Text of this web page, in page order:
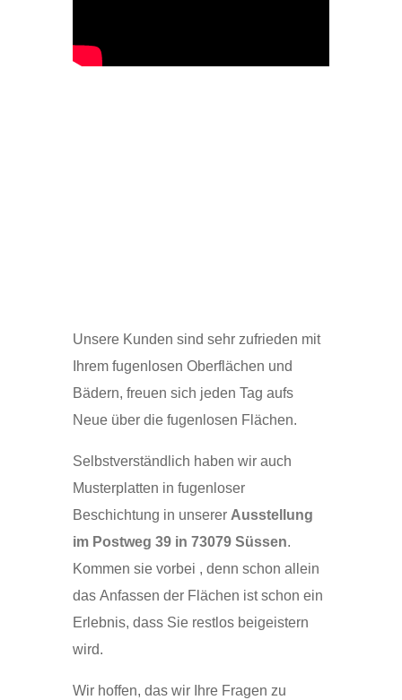
Unsere Kunden sind sehr zufrieden mit
Ihrem fugenlosen Oberflächen und
Bädern, freuen sich jeden Tag aufs
Neue über die fugenlosen Flächen.
Selbstverständlich haben wir auch
Musterplatten in fugenloser
Beschichtung in unserer Ausstellung
im Postweg 39 in 73079 Süssen.
Kommen sie vorbei , denn schon allein
das Anfassen der Flächen ist schon ein
Erlebnis, dass Sie restlos beigeistern
wird.
Wir hoffen, das wir Ihre Fragen zu